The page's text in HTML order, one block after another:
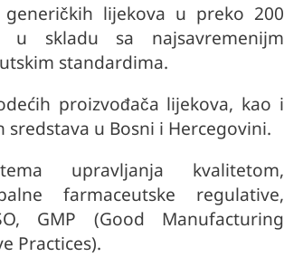
lijekova u preko 200
skladu sa najsavremenijm
standardima.
proizvođača lijekova, kao i
u Bosni i Hercegovini.
upravljanja kvalitetom,
farmaceutske regulative,
GMP (Good Manufacturing
Practices).